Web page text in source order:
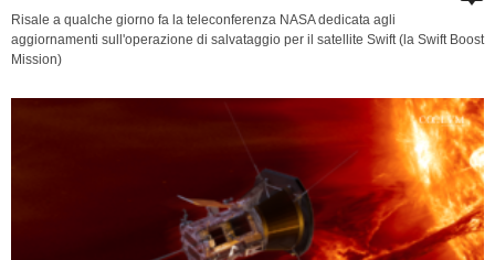
Risale a qualche giorno fa la teleconferenza NASA dedicata agli
aggiornamenti sull'operazione di salvataggio per il satellite Swift (la Swift Boost
Mission)